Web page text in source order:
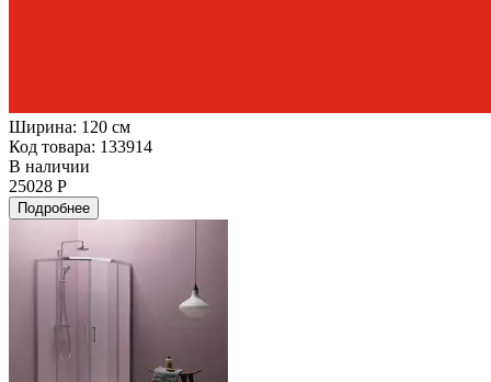
Ширина: 120 см
Код товара: 133914
В наличии
25028 Р
Подробнее